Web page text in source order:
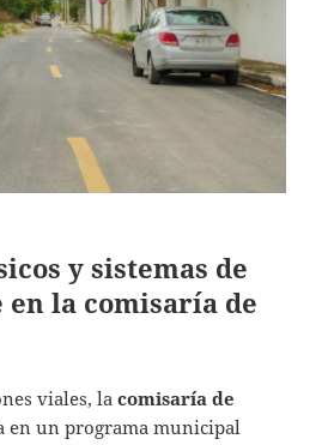
y sistemas de
en la comisaría de
viales, lacomisaría de
en un programa municipal